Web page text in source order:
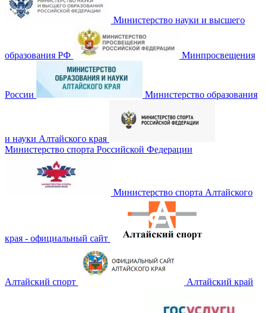
Министерство науки и высшего
образования РФ Минпросвещения
России Министерство образования
и науки Алтайского края
Министерство спорта Российской Федерации
Министерство спорта Алтайского
края - официальный сайт
Алтайский спорт Алтайский край